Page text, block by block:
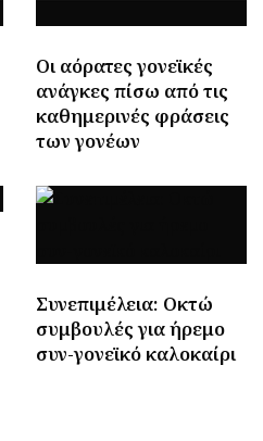
Οι αόρατες γονεϊκές
ανάγκες πίσω από τις
καθημερινές φράσεις
των γονέων
Συνεπιμέλεια: Οκτώ
συμβουλές για ήρεμο
συν-γονεϊκό καλοκαίρι